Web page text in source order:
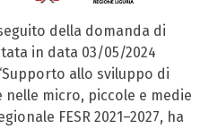
seguito della domanda di
in data 03/05/2024
allo sviluppo di
micro, piccole e medie
FESR 2021–2027, ha